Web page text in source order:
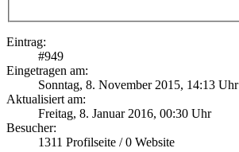
Eintrag:
#949
Eingetragen am:
Sonntag, 8. November 2015, 14:13 Uhr
Aktualisiert am:
Freitag, 8. Januar 2016, 00:30 Uhr
Besucher:
1311 Profilseite /0 Website